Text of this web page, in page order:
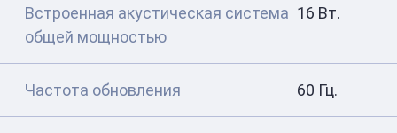
Встроенная акустическая система
общей мощностью
16 Вт.
Частота обновления 60 Гц.